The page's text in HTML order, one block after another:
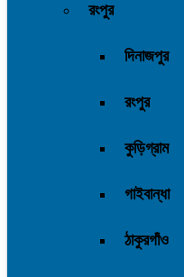
রংপুর
দিনাজপুর
রংপুর
কুড়িগ্রাম
গাইবান্ধা
ঠাকুরগাঁও